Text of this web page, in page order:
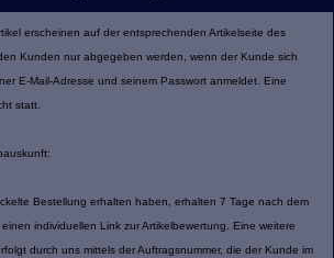
erscheinen auf der entsprechenden Artikelseite des
Kunden nur abgegeben werden, wenn der Kunde sich
E-Mail-Adresse und seinem Passwort anmeldet. Eine
statt.
Bestellung erhalten haben, erhalten 7 Tage nach dem
individuellen Link zur Artikelbewertung. Eine weitere
durch uns mittels der Auftragsnummer, die der Kunde im